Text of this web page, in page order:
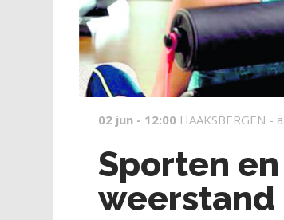
02 jun - 12:00 HAAKSBERGEN -
Sporten
weerstand